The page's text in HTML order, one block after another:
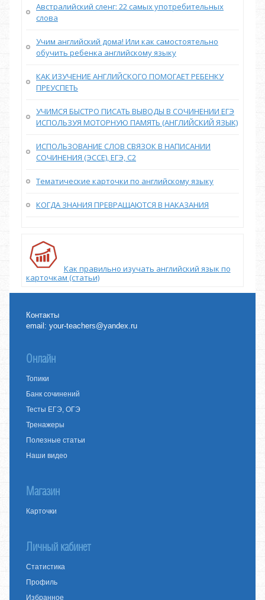
Австралийский сленг: 22 самых употребительных
слова
Учим английский дома! Или как самостоятельно
обучить ребенка английскому языку
КАК ИЗУЧЕНИЕ АНГЛИЙСКОГО ПОМОГАЕТ РЕБЕНКУ
ПРЕУСПЕТЬ
УЧИМСЯ БЫСТРО ПИСАТЬ ВЫВОДЫ В СОЧИНЕНИИ ЕГЭ
ИСПОЛЬЗУЯ МОТОРНУЮ ПАМЯТЬ (АНГЛИЙСКИЙ ЯЗЫК)
ИСПОЛЬЗОВАНИЕ СЛОВ СВЯЗОК В НАПИСАНИИ
СОЧИНЕНИЯ (ЭССЕ), ЕГЭ, С2
Тематические карточки по английскому языку
КОГДА ЗНАНИЯ ПРЕВРАЩАЮТСЯ В НАКАЗАНИЯ
Как правильно изучать английский язык по
карточкам (статьи)
Контакты
email:your-teachers@yandex.ru
Онлайн
Топики
Банк сочинений
Тесты ЕГЭ, ОГЭ
Тренажеры
Полезные статьи
Наши видео
Магазин
Карточки
Личный кабинет
Статистика
Профиль
Избранное